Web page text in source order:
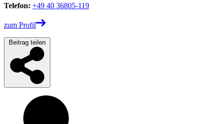
Telefon: +49 40 36805-119
zum Profil
Beitrag teilen